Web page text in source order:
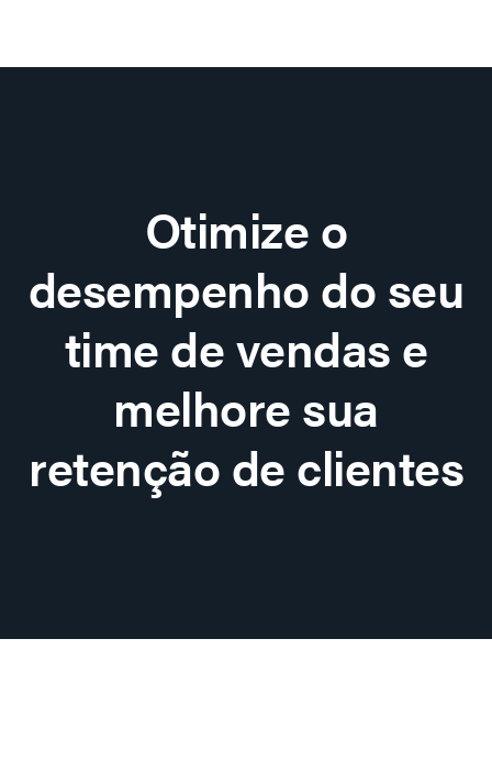
Otimize o
desempenho do seu
time de vendas e
melhore sua
retenção de clientes